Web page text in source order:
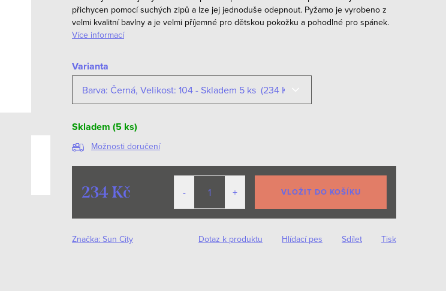
přichycen pomocí suchých zipů a lze jej jednoduše odepnout. Pyžamo je vyrobeno z
velmi kvalitní bavlny a je velmi příjemné pro dětskou pokožku a pohodlné pro spánek.
Více informací
Varianta
Skladem (5 ks)
Možnosti doručení
234 Kč
cena:
VLOŽIT DO KOŠÍKU
Značka: Sun City Tisk
Dotaz k produktu Hlídací pes Sdílet